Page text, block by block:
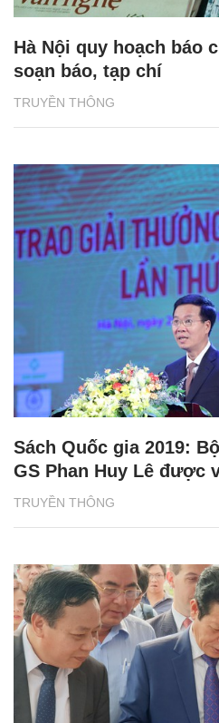
TRUYỀN THÔNG
Hà Nội quy hoạch báo
soạn báo, tạp chí
TRUYỀN THÔNG
Sách Quốc gia 2019:
GS Phan Huy Lê được